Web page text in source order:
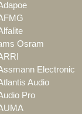
Osram
Electronic
Audio
Pro